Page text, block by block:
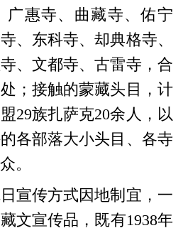
广惠寺、曲藏寺、佑宁
、东科寺、却典格寺、
、文都寺、古雷寺，合
；接触的蒙藏头目，计
29族扎萨克20余人，以
各部落大小头目、各寺
。
宣传方式因地制宜，一
文宣传品，既有1938年